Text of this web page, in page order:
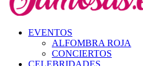
EVENTOS
ALFOMBRA ROJA
CONCIERTOS
CELEBRIDADES